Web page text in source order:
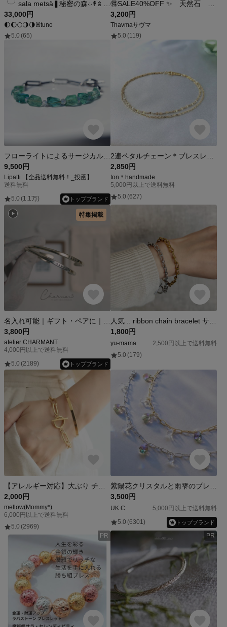
33,000円
🌓🌔🌕🌖🌗ꕤtuno
5.0 (65)
3,200円
Thavmaサヴマ
5.0 (119)
9,500円
Lipatti 【全品送料無料！_投函】
送料無料
5.0 (1.1万) トップブランド
2,850円
ton＊handmade
5,000円以上で送料無料
5.0 (627)
特集掲載
3,800円
atelier CHARMANT
4,000円以上で送料無料
5.0 (2189) トップブランド
1,800円
yu-mama
2,500円以上で送料無料
5.0 (179)
2,000円
mellow(Mommy*)
6,000円以上で送料無料
5.0 (2969)
3,500円
UK.C
5,000円以上で送料無料
5.0 (6301) トップブランド
PR PR